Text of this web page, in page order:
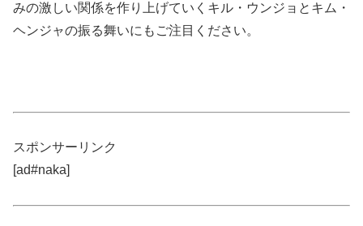
みの激しい関係を作り上げていくキル・ウンジョとキム・
ヘンジャの振る舞いにもご注目ください。
スポンサーリンク
[ad#naka]